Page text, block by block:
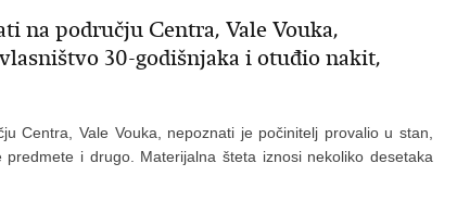
na području Centra, Vale Vouka,
30-godišnjaka i otuđio nakit,
Centra, Vale Vouka, nepoznati je počinitelj provalio u stan,
i drugo. Materijalna šteta iznosi nekoliko desetaka